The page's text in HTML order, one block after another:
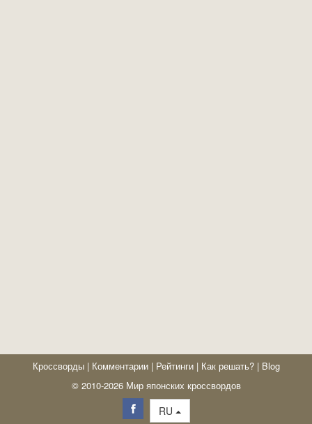
Кроссворды | Комментарии | Рейтинги | Как решать? | Blog
© 2010-2026 Мир японских кроссвордов
RU